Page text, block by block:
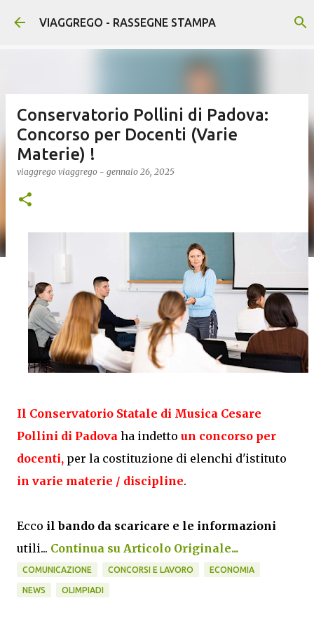
Passa ai contenuti principali
VIAGGREGO - RASSEGNE STAMPA
Conservatorio Pollini di Padova:
Concorso per Docenti (Varie
Materie) !
viaggrego viaggrego - gennaio 26, 2025
Il Conservatorio Statale di Musica Cesare
Pollini di Padova ha indetto un concorso per
docenti, per la costituzione di elenchi d'istituto
in varie materie / discipline.
Ecco il bando da scaricare e le informazioni
utili... Continua su Articolo Originale...
COMUNICAZIONE CONCORSI E LAVORO ECONOMIA
NEWS OLIMPIADI